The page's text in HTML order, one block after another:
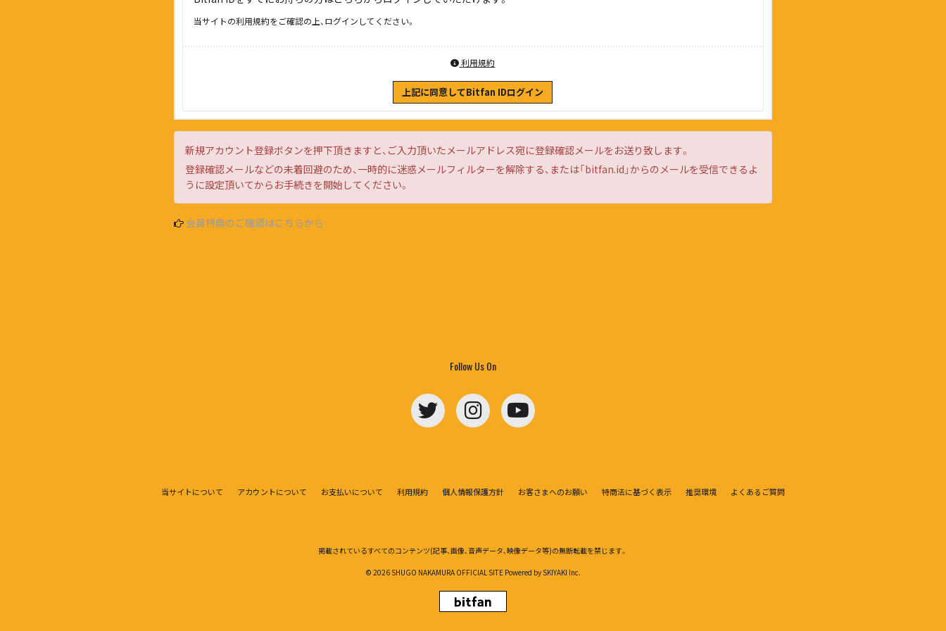
当サイトの利用規約をご確認の上、ログインしてください。
利用規約
上記に同意してBitfan IDログイン
新規アカウント登録ボタンを押下頂きますと、ご入力頂いたメールアドレス宛に登録確認メールをお送り致します。
登録確認メールなどの未着回避のため、一時的に迷惑メールフィルターを解除する、または「bitfan.id」からのメールを受信できるよ
うに設定頂いてからお手続きを開始してください。
会員特典のご確認はこちらから
Follow Us On
当サイトについて アカウントについて お支払いについて 利用規約 個人情報保護方針 お客さまへのお願い 特商法に基づく表示 推奨環境 よくあるご質問
掲載されているすべてのコンテンツ(記事、画像、音声データ、映像データ等)の無断転載を禁じます。
© 2026 SHUGO NAKAMURA OFFICIAL SITE Powered by SKIYAKI Inc.